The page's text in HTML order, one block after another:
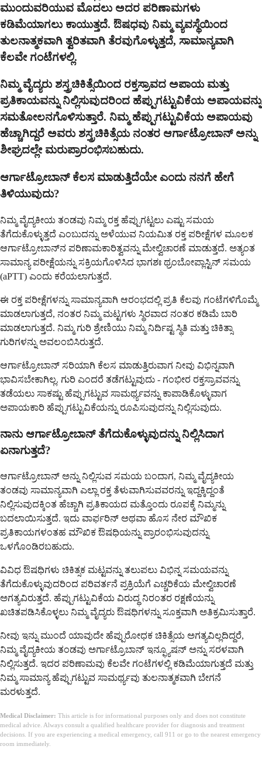
ಮುಂದುವರಿಯುವ ಮೊದಲು ಅದರ ಪರಿಣಾಮಗಳು
ಕಡಿಮೆಯಾಗಲು ಕಾಯುತ್ತದೆ. ಔಷಧವು ನಿಮ್ಮ ವ್ಯವಸ್ಥೆಯಿಂದ
ತುಲನಾತ್ಮಕವಾಗಿ ತ್ವರಿತವಾಗಿ ತೆರವುಗೊಳ್ಳುತ್ತದೆ, ಸಾಮಾನ್ಯವಾಗಿ
ಕೆಲವೇ ಗಂಟೆಗಳಲ್ಲಿ.
ನಿಮ್ಮ ವೈದ್ಯರು ಶಸ್ತ್ರಚಿಕಿತ್ಸೆಯಿಂದ ರಕ್ತಸ್ರಾವದ ಅಪಾಯ ಮತ್ತು
ಪ್ರತಿಕಾಯವನ್ನು ನಿಲ್ಲಿಸುವುದರಿಂದ ಹೆಪ್ಪುಗಟ್ಟುವಿಕೆಯ ಅಪಾಯವನ್ನು
ಸಮತೋಲನಗೊಳಿಸುತ್ತಾರೆ. ನಿಮ್ಮ ಹೆಪ್ಪುಗಟ್ಟುವಿಕೆಯ ಅಪಾಯವು
ಹೆಚ್ಚಾಗಿದ್ದರೆ ಅವರು ಶಸ್ತ್ರಚಿಕಿತ್ಸೆಯ ನಂತರ ಆರ್ಗಾಟ್ರೋಬಾನ್ ಅನ್ನು
ಶೀಘ್ರದಲ್ಲೇ ಮರುಪ್ರಾರಂಭಿಸಬಹುದು.
ಆರ್ಗಾಟ್ರೋಬಾನ್ ಕೆಲಸ ಮಾಡುತ್ತಿದೆಯೇ ಎಂದು ನನಗೆ ಹೇಗೆ
ತಿಳಿಯುವುದು?
ನಿಮ್ಮ ವೈದ್ಯಕೀಯ ತಂಡವು ನಿಮ್ಮ ರಕ್ತ ಹೆಪ್ಪುಗಟ್ಟಲು ಎಷ್ಟು ಸಮಯ
ತೆಗೆದುಕೊಳ್ಳುತ್ತದೆ ಎಂಬುದನ್ನು ಅಳೆಯುವ ನಿಯಮಿತ ರಕ್ತ ಪರೀಕ್ಷೆಗಳ ಮೂಲಕ
ಆರ್ಗಾಟ್ರೋಬಾನ್‌ನ ಪರಿಣಾಮಕಾರಿತ್ವವನ್ನು ಮೇಲ್ವಿಚಾರಣೆ ಮಾಡುತ್ತದೆ. ಅತ್ಯಂತ
ಸಾಮಾನ್ಯ ಪರೀಕ್ಷೆಯನ್ನು ಸಕ್ರಿಯಗೊಳಿಸಿದ ಭಾಗಶಃ ಥ್ರಂಬೋಪ್ಲಾಸ್ಟಿನ್ ಸಮಯ
(aPTT) ಎಂದು ಕರೆಯಲಾಗುತ್ತದೆ.
ಈ ರಕ್ತ ಪರೀಕ್ಷೆಗಳನ್ನು ಸಾಮಾನ್ಯವಾಗಿ ಆರಂಭದಲ್ಲಿ ಪ್ರತಿ ಕೆಲವು ಗಂಟೆಗಳಿಗೊಮ್ಮೆ
ಮಾಡಲಾಗುತ್ತದೆ, ನಂತರ ನಿಮ್ಮ ಮಟ್ಟಗಳು ಸ್ಥಿರವಾದ ನಂತರ ಕಡಿಮೆ ಬಾರಿ
ಮಾಡಲಾಗುತ್ತದೆ. ನಿಮ್ಮ ಗುರಿ ಶ್ರೇಣಿಯು ನಿಮ್ಮ ನಿರ್ದಿಷ್ಟ ಸ್ಥಿತಿ ಮತ್ತು ಚಿಕಿತ್ಸಾ
ಗುರಿಗಳನ್ನು ಅವಲಂಬಿಸಿರುತ್ತದೆ.
ಆರ್ಗಾಟ್ರೋಬಾನ್ ಸರಿಯಾಗಿ ಕೆಲಸ ಮಾಡುತ್ತಿರುವಾಗ ನೀವು ವಿಭಿನ್ನವಾಗಿ
ಭಾವಿಸಬೇಕಾಗಿಲ್ಲ. ಗುರಿ ಎಂದರೆ ತಡೆಗಟ್ಟುವುದು - ಗಂಭೀರ ರಕ್ತಸ್ರಾವವನ್ನು
ತಡೆಯಲು ಸಾಕಷ್ಟು ಹೆಪ್ಪುಗಟ್ಟುವ ಸಾಮರ್ಥ್ಯವನ್ನು ಕಾಪಾಡಿಕೊಳ್ಳುವಾಗ
ಅಪಾಯಕಾರಿ ಹೆಪ್ಪುಗಟ್ಟುವಿಕೆಯನ್ನು ರೂಪಿಸುವುದನ್ನು ನಿಲ್ಲಿಸುವುದು.
ನಾನು ಆರ್ಗಾಟ್ರೋಬಾನ್ ತೆಗೆದುಕೊಳ್ಳುವುದನ್ನು ನಿಲ್ಲಿಸಿದಾಗ
ಏನಾಗುತ್ತದೆ?
ಆರ್ಗಾಟ್ರೋಬಾನ್ ಅನ್ನು ನಿಲ್ಲಿಸುವ ಸಮಯ ಬಂದಾಗ, ನಿಮ್ಮ ವೈದ್ಯಕೀಯ
ತಂಡವು ಸಾಮಾನ್ಯವಾಗಿ ಎಲ್ಲಾ ರಕ್ತ ತೆಳುವಾಗಿಸುವವರನ್ನು ಇದ್ದಕ್ಕಿದ್ದಂತೆ
ನಿಲ್ಲಿಸುವುದಕ್ಕಿಂತ ಹೆಚ್ಚಾಗಿ ಪ್ರತಿಕಾಯದ ಮತ್ತೊಂದು ರೂಪಕ್ಕೆ ನಿಮ್ಮನ್ನು
ಬದಲಾಯಿಸುತ್ತದೆ. ಇದು ವಾರ್ಫರಿನ್ ಅಥವಾ ಹೊಸ ನೇರ ಮೌಖಿಕ
ಪ್ರತಿಕಾಯಗಳಂತಹ ಮೌಖಿಕ ಔಷಧಿಯನ್ನು ಪ್ರಾರಂಭಿಸುವುದನ್ನು
ಒಳಗೊಂಡಿರಬಹುದು.
ವಿವಿಧ ಔಷಧಿಗಳು ಚಿಕಿತ್ಸಕ ಮಟ್ಟವನ್ನು ತಲುಪಲು ವಿಭಿನ್ನ ಸಮಯವನ್ನು
ತೆಗೆದುಕೊಳ್ಳುವುದರಿಂದ ಪರಿವರ್ತನೆ ಪ್ರಕ್ರಿಯೆಗೆ ಎಚ್ಚರಿಕೆಯ ಮೇಲ್ವಿಚಾರಣೆ
ಅಗತ್ಯವಿರುತ್ತದೆ. ಹೆಪ್ಪುಗಟ್ಟುವಿಕೆಯ ವಿರುದ್ಧ ನಿರಂತರ ರಕ್ಷಣೆಯನ್ನು
ಖಚಿತಪಡಿಸಿಕೊಳ್ಳಲು ನಿಮ್ಮ ವೈದ್ಯರು ಔಷಧಿಗಳನ್ನು ಸೂಕ್ತವಾಗಿ ಅತಿಕ್ರಮಿಸುತ್ತಾರೆ.
ನೀವು ಇನ್ನು ಮುಂದೆ ಯಾವುದೇ ಹೆಪ್ಪುರೋಧಕ ಚಿಕಿತ್ಸೆಯ ಅಗತ್ಯವಿಲ್ಲದಿದ್ದರೆ,
ನಿಮ್ಮ ವೈದ್ಯಕೀಯ ತಂಡವು ಅರ್ಗಾಟ್ರೊಬಾನ್ ಇನ್ಫ್ಯೂಷನ್ ಅನ್ನು ಸರಳವಾಗಿ
ನಿಲ್ಲಿಸುತ್ತದೆ. ಇದರ ಪರಿಣಾಮವು ಕೆಲವೇ ಗಂಟೆಗಳಲ್ಲಿ ಕಡಿಮೆಯಾಗುತ್ತದೆ ಮತ್ತು
ನಿಮ್ಮ ಸಾಮಾನ್ಯ ಹೆಪ್ಪುಗಟ್ಟುವ ಸಾಮರ್ಥ್ಯವು ತುಲನಾತ್ಮಕವಾಗಿ ಬೇಗನೆ
ಮರಳುತ್ತದೆ.
Medical Disclaimer: This article is for informational purposes only and does not constitute
medical advice. Always consult a qualified healthcare provider for diagnosis and treatment
decisions. If you are experiencing a medical emergency, call 911 or go to the nearest emergency
room immediately.